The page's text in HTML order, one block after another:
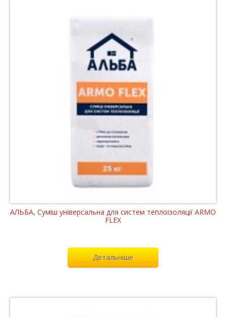
АЛЬБА, Суміш універсальна для систем теплоізоляції ARMO
FLEX
Детальніше